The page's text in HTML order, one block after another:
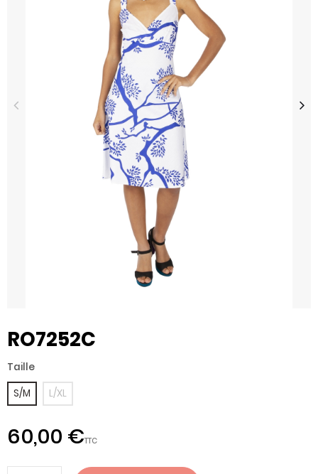
RO7252C
Taille
S/M
L/XL
60,00 €TTC